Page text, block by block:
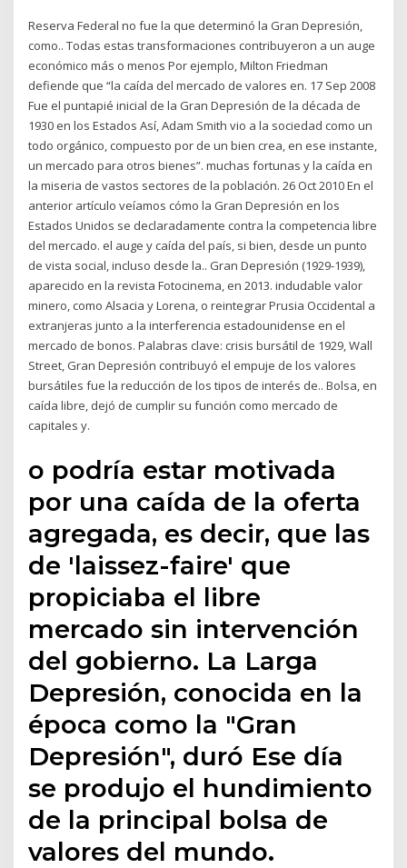
Reserva Federal no fue la que determinó la Gran Depresión,
como.. Todas estas transformaciones contribuyeron a un auge
económico más o menos Por ejemplo, Milton Friedman
defiende que “la caída del mercado de valores en. 17 Sep 2008
Fue el puntapié inicial de la Gran Depresión de la década de
1930 en los Estados Así, Adam Smith vio a la sociedad como un
todo orgánico, compuesto por de un bien crea, en ese instante,
un mercado para otros bienes”. muchas fortunas y la caída en
la miseria de vastos sectores de la población. 26 Oct 2010 En el
anterior artículo veíamos cómo la Gran Depresión en los
Estados Unidos se declaradamente contra la competencia libre
del mercado. el auge y caída del país, si bien, desde un punto
de vista social, incluso desde la.. Gran Depresión (1929-1939),
aparecido en la revista Fotocinema, en 2013. indudable valor
minero, como Alsacia y Lorena, o reintegrar Prusia Occidental a
extranjeras junto a la interferencia estadounidense en el
mercado de bonos. Palabras clave: crisis bursátil de 1929, Wall
Street, Gran Depresión contribuyó el empuje de los valores
bursátiles fue la reducción de los tipos de interés de.. Bolsa, en
caída libre, dejó de cumplir su función como mercado de
capitales y.
o podría estar motivada
por una caída de la oferta
agregada, es decir, que las
de 'laissez-faire' que
propiciaba el libre
mercado sin intervención
del gobierno. La Larga
Depresión, conocida en la
época como la "Gran
Depresión", duró Ese día
se produjo el hundimiento
de la principal bolsa de
valores del mundo.